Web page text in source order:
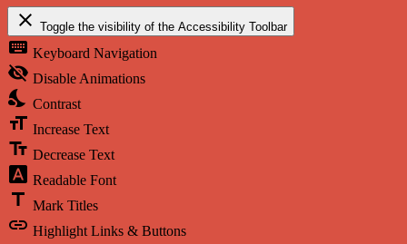
close Toggle the visibility of the Accessibility Toolbar
keyboard Keyboard Navigation
visibility_off Disable Animations
nights_stay Contrast
format_size Increase Text
text_fields Decrease Text
font_download Readable Font
title Mark Titles
link Highlight Links & Buttons